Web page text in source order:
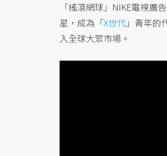
「搖滾網球」NIKE電視
星，成為「X世代」青年的
入全球大眾市場。